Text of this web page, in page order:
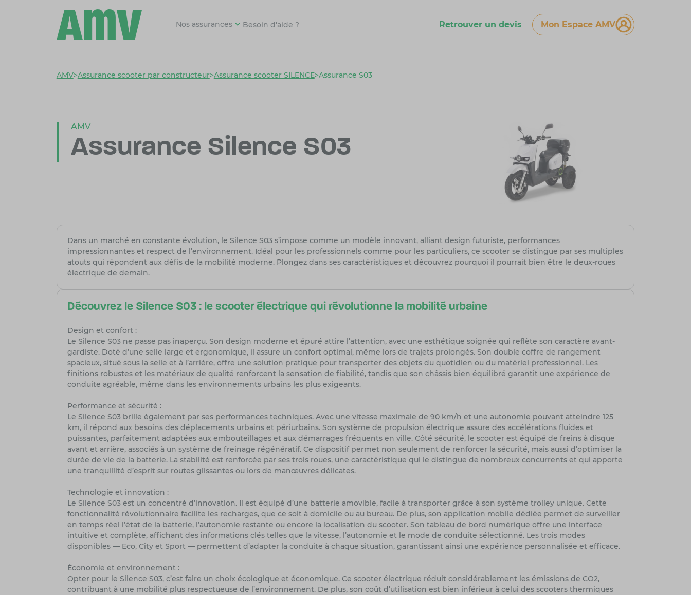
Nos assurances Besoin d'aide ? Retrouver un devis Mon Espace AMV
AMV>Assurance scooter par constructeur>Assurance scooter SILENCE>Assurance S03
AMV
Assurance Silence S03
Dans un marché en constante évolution, le Silence S03 s’impose comme un modèle innovant, alliant design futuriste, performances
impressionnantes et respect de l’environnement. Idéal pour les professionnels comme pour les particuliers, ce scooter se distingue par ses multiples
atouts qui répondent aux défis de la mobilité moderne. Plongez dans ses caractéristiques et découvrez pourquoi il pourrait bien être le deux-roues
électrique de demain.
Découvrez le Silence S03 : le scooter électrique qui révolutionne la mobilité urbaine
Design et confort :
Le Silence S03 ne passe pas inaperçu. Son design moderne et épuré attire l’attention, avec une esthétique soignée qui reflète son caractère avant-
gardiste. Doté d’une selle large et ergonomique, il assure un confort optimal, même lors de trajets prolongés. Son double coffre de rangement
spacieux, situé sous la selle et à l’arrière, offre une solution pratique pour transporter des objets du quotidien ou du matériel professionnel. Les
finitions robustes et les matériaux de qualité renforcent la sensation de fiabilité, tandis que son châssis bien équilibré garantit une expérience de
conduite agréable, même dans les environnements urbains les plus exigeants.
Performance et sécurité :
Le Silence S03 brille également par ses performances techniques. Avec une vitesse maximale de 90 km/h et une autonomie pouvant atteindre 125
km, il répond aux besoins des déplacements urbains et périurbains. Son système de propulsion électrique assure des accélérations fluides et
puissantes, parfaitement adaptées aux embouteillages et aux démarrages fréquents en ville. Côté sécurité, le scooter est équipé de freins à disque
avant et arrière, associés à un système de freinage régénératif. Ce dispositif permet non seulement de renforcer la sécurité, mais aussi d’optimiser la
durée de vie de la batterie. La stabilité est renforcée par ses trois roues, une caractéristique qui le distingue de nombreux concurrents et qui apporte
une tranquillité d’esprit sur routes glissantes ou lors de manœuvres délicates.
Technologie et innovation :
Le Silence S03 est un concentré d’innovation. Il est équipé d’une batterie amovible, facile à transporter grâce à son système trolley unique. Cette
fonctionnalité révolutionnaire facilite les recharges, que ce soit à domicile ou au bureau. De plus, son application mobile dédiée permet de surveiller
en temps réel l’état de la batterie, l’autonomie restante ou encore la localisation du scooter. Son tableau de bord numérique offre une interface
intuitive et complète, affichant des informations clés telles que la vitesse, l’autonomie et le mode de conduite sélectionné. Les trois modes
disponibles — Eco, City et Sport — permettent d’adapter la conduite à chaque situation, garantissant ainsi une expérience personnalisée et efficace.
Économie et environnement :
Opter pour le Silence S03, c’est faire un choix écologique et économique. Ce scooter électrique réduit considérablement les émissions de CO2,
contribuant à une mobilité plus respectueuse de l’environnement. De plus, son coût d’utilisation est bien inférieur à celui des scooters thermiques